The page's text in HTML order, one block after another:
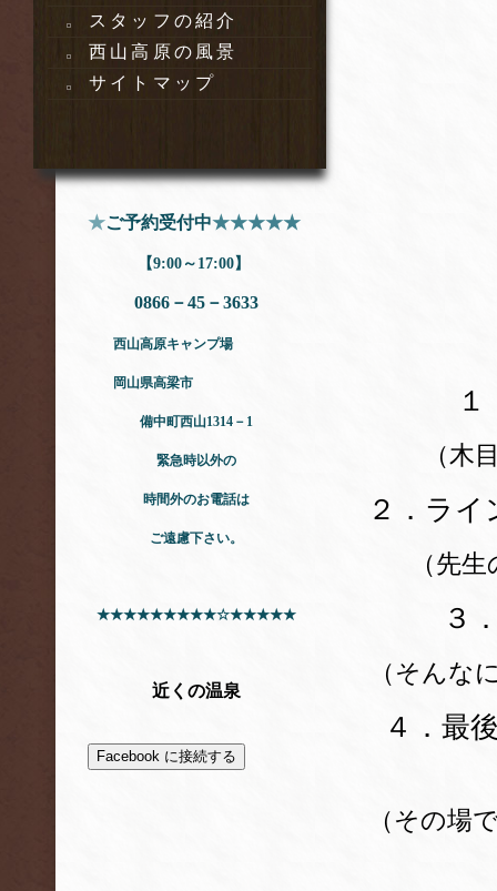
スタッフの紹介
西山高原の風景
サイトマップ
★ご予約受付中★★★★★
【9:00～17:00】
0866－45－3633
西山高原キャンプ場
岡山県高梁市
備中町西山1314－1
緊急時以外の
時間外のお電話は
ご遠慮下さい。
★★★★★★★★★☆★★★★★
近くの温泉
Facebook に接続する
（木
２．ラ
（先
３
（そんな
４．最
（その場